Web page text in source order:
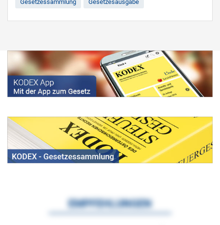
Gesetzessammlung Gesetzesausgabe
EMPFEHLUNGEN